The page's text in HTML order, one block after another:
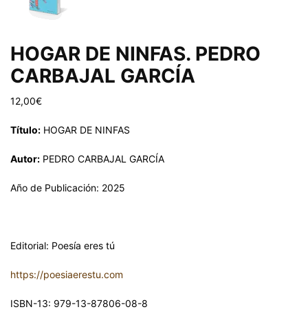
HOGAR DE NINFAS. PEDRO
CARBAJAL GARCÍA
12,00€
Título: HOGAR DE NINFAS
Autor: PEDRO CARBAJAL GARCÍA
Año de Publicación: 2025
Editorial: Poesía eres tú
https://poesiaerestu.com
ISBN-13: 979-13-87806-08-8